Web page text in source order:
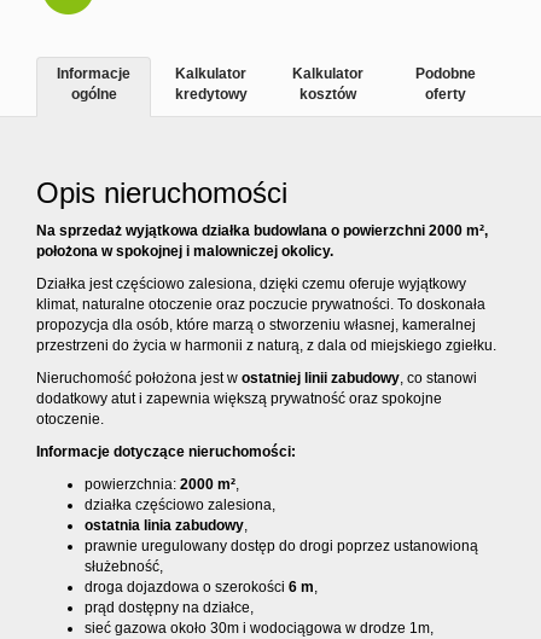
Informacje
ogólne
Kalkulator
kredytowy
Kalkulator
kosztów
Podobne
oferty
Opis nieruchomości
Na sprzedaż wyjątkowa działka budowlana o powierzchni 2000 m²,
położona w spokojnej i malowniczej okolicy.
Działka jest częściowo zalesiona, dzięki czemu oferuje wyjątkowy
klimat, naturalne otoczenie oraz poczucie prywatności. To doskonała
propozycja dla osób, które marzą o stworzeniu własnej, kameralnej
przestrzeni do życia w harmonii z naturą, z dala od miejskiego zgiełku.
Nieruchomość położona jest w ostatniej linii zabudowy, co stanowi
dodatkowy atut i zapewnia większą prywatność oraz spokojne
otoczenie.
Informacje dotyczące nieruchomości:
powierzchnia: 2000 m²,
działka częściowo zalesiona,
ostatnia linia zabudowy,
prawnie uregulowany dostęp do drogi poprzez ustanowioną
służebność,
droga dojazdowa o szerokości 6 m,
prąd dostępny na działce,
sieć gazowa około 30m i wodociągowa w drodze 1m,